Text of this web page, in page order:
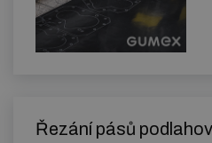
Řezání pásů